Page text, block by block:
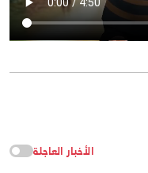
الأخبار العاجلة